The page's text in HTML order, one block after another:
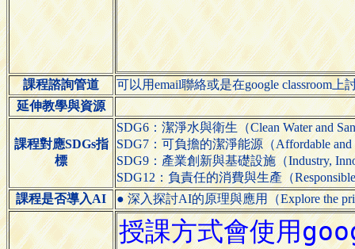
課程諮詢管道
可以用email聯絡或是在google classroom上
延伸教學與資源
課程對應SDGs指
標
SDG6：潔淨水與衛生（Clean Water and
SDG7：可負擔的潔淨能源（Affordable and
SDG9：產業創新與基礎設施（Industry,
SDG12：負責任的消費與生產（
課程是否導入AI
● 深入探討AI的原理與應用（Explore the